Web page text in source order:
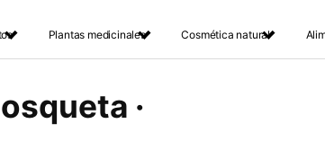
Plantas medicinales Cosmética natural
·